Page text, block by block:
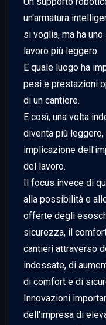
un'armatura
si voglia, ma ha
lavoro più leggero.
E quale luogo ha
pesi e prestazioni
di un cantiere.
E così, una volta
diventa più
implicazione
del lavoro.
Il focus invece di
alla possibilità e
offerte degli
sicurezza, il
cantieri attraverso
indossate, di
di comfort e di
Innovazioni
dell'impresa di